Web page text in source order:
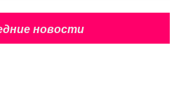
новости